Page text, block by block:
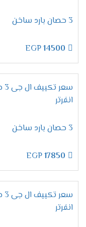
أو الحرارة
تصميم قوي:
مميزات
2025
خاصية التبريد
في كل
بكل تأكيد،لا
الحار والشتاء البارد.
مزودًا بخاصية
3 حصان بارد ساخن
14500
انفرتر
3 حصان بارد ساخن
17850
انفرتر